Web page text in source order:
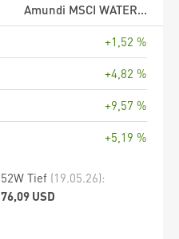
Amundi MSCI WATER...
+1,52 %
+4,82 %
+9,57 %
+5,19 %
52W Tief (19.05.26):
76,09 USD